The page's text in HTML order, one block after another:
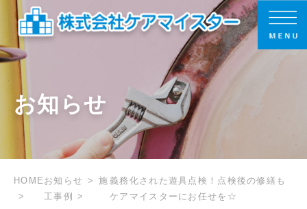
お知らせ
HOME お知らせ
施
工事例
義務化された遊具点検！点検後の修繕も
ケアマイスターにお任せを☆